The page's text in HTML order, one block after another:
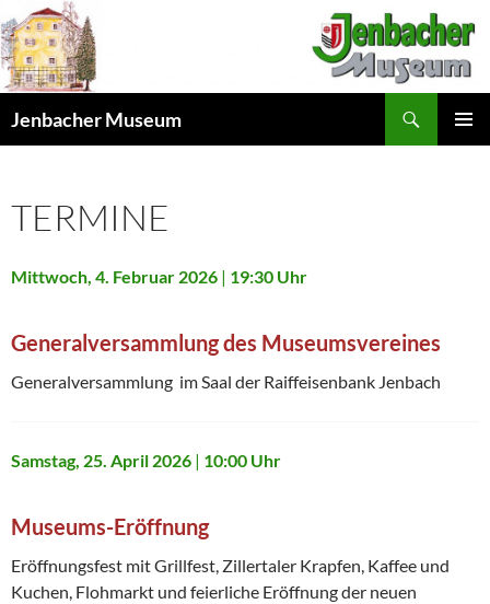
Skip
to
content
Jenbacher Museum
TERMINE
Mittwoch, 4. Februar 2026 | 19:30 Uhr
Generalversammlung des Museumsvereines
Generalversammlung im Saal der Raiffeisenbank Jenbach
Samstag, 25. April 2026 | 10:00 Uhr
Museums-Eröffnung
Eröffnungsfest mit Grillfest, Zillertaler Krapfen, Kaffee und
Kuchen, Flohmarkt und feierliche Eröffnung der neuen